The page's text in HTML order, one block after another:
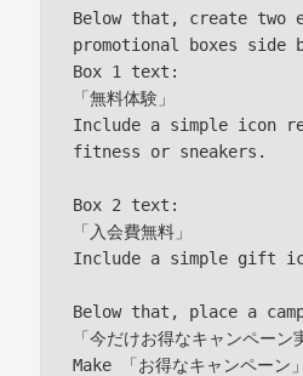
Below that, create two
promotional boxes side
Box 1 text:
「無料体験」
Include a simple icon
fitness or sneakers.
Box 2 text:
「入会費無料」
Include a simple gift
Below that, place a
「今だけお得なキャンペーン
Make 「お得なキャンペー